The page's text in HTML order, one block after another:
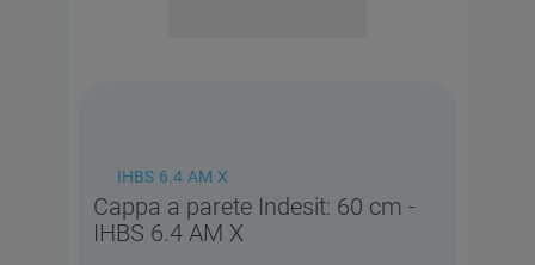
IHBS 6.4 AM X
Cappa a parete Indesit: 60 cm -
IHBS 6.4 AM X